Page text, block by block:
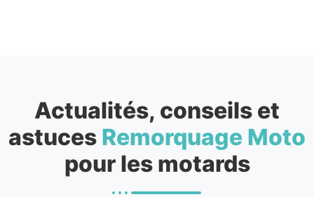
Actualités, conseils et
astuces Remorquage Moto
pour les motards